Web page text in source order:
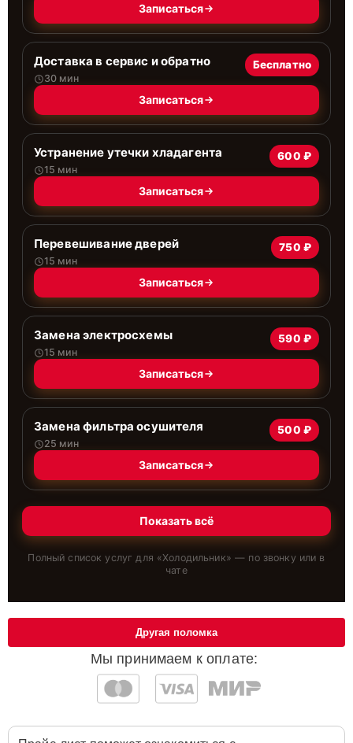
Записаться
Доставка в сервис и обратно
30 мин
Бесплатно
Записаться
Устранение утечки хладагента
15 мин
600 ₽
Записаться
Перевешивание дверей
15 мин
750 ₽
Записаться
Замена электросхемы
15 мин
590 ₽
Записаться
Замена фильтра осушителя
25 мин
500 ₽
Записаться
Показать всё
Полный список услуг для «Холодильник» — по звонку или в
чате
Мы принимаем к оплате:
Другая поломка